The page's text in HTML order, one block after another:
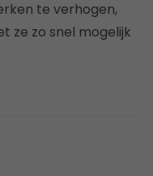
te verhogen,
ze zo snel mogelijk